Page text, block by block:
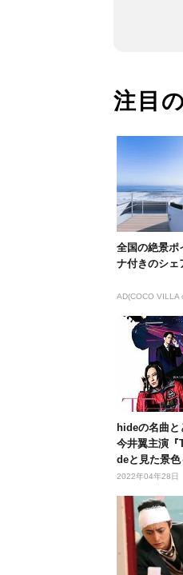
注目
全国の絶景ポ
ナ付きのシェ
AD(COCO VILLA
hideの名曲と
今井翼主演
deと見た景色
2022年04年28日